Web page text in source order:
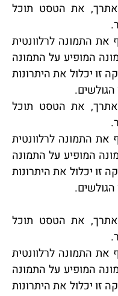
את הטסט תוכל
התמונה לרלוונטית
המופיע על התמונה
זו יכלול את היתרונות
את הטסט תוכל
התמונה לרלוונטית
המופיע על התמונה
זו יכלול את היתרונות
את הטסט תוכל
התמונה לרלוונטית
המופיע על התמונה
זו יכלול את היתרונות